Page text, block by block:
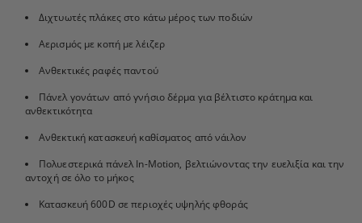
Διχτυωτές πλάκες στο κάτω μέρος των ποδιών
Αερισμός με κοπή με λέιζερ
Ανθεκτικές ραφές παντού
Πάνελ γονάτων από γνήσιο δέρμα για βέλτιστο κράτημα και
ανθεκτικότητα
Ανθεκτική κατασκευή καθίσματος από νάιλον
Πολυεστερικά πάνελ In-Motion, βελτιώνοντας την ευελιξία και την
αντοχή σε όλο το μήκος
Κατασκευή 600D σε περιοχές υψηλής φθοράς